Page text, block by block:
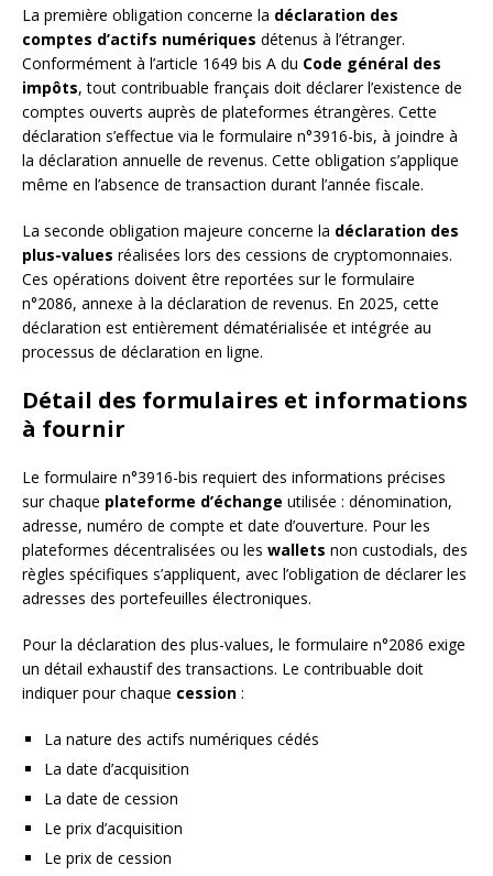
La première obligation concerne la déclaration des
comptes d’actifs numériques détenus à l’étranger.
Conformément à l’article 1649 bis A du Code général des
impôts, tout contribuable français doit déclarer l’existence de
comptes ouverts auprès de plateformes étrangères. Cette
déclaration s’effectue via le formulaire n°3916-bis, à joindre à
la déclaration annuelle de revenus. Cette obligation s’applique
même en l’absence de transaction durant l’année fiscale.
La seconde obligation majeure concerne la déclaration des
plus-values réalisées lors des cessions de cryptomonnaies.
Ces opérations doivent être reportées sur le formulaire
n°2086, annexe à la déclaration de revenus. En 2025, cette
déclaration est entièrement dématérialisée et intégrée au
processus de déclaration en ligne.
Détail des formulaires et informations
à fournir
Le formulaire n°3916-bis requiert des informations précises
sur chaque plateforme d’échange utilisée : dénomination,
adresse, numéro de compte et date d’ouverture. Pour les
plateformes décentralisées ou les wallets non custodials, des
règles spécifiques s’appliquent, avec l’obligation de déclarer les
adresses des portefeuilles électroniques.
Pour la déclaration des plus-values, le formulaire n°2086 exige
un détail exhaustif des transactions. Le contribuable doit
indiquer pour chaque cession :
La nature des actifs numériques cédés
La date d’acquisition
La date de cession
Le prix d’acquisition
Le prix de cession